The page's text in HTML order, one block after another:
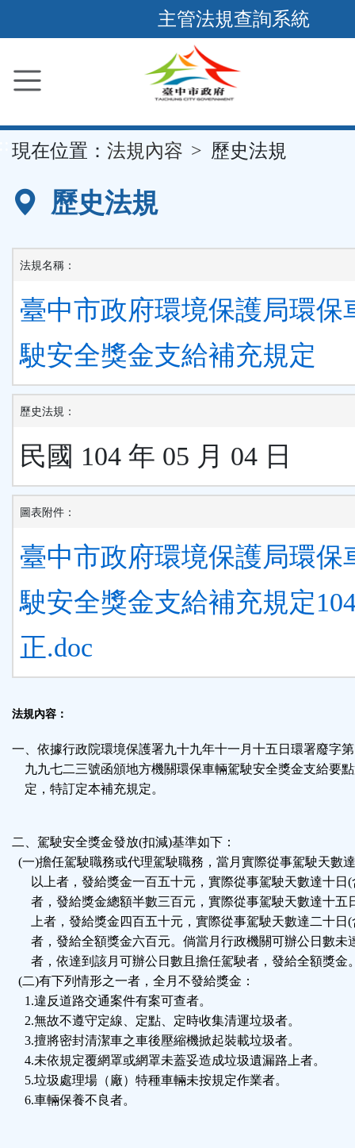
到
要
容
區
主管法規查詢系統
現在位置： 法規內容 歷史法規
歷史法規
法規名稱：
臺中市政府環境保護局環保
駛安全獎金支給補充規定
歷史法規：
民國 104 年 05 月 04 日
圖表附件：
臺中市政府環境保護局環保
駛安全獎金支給補充規定
正.doc
法規內容：
一、依據行政院環境保護署九十九年十一月十五日環署廢字
九九七二三號函頒地方機關環保車輛駕駛安全獎金支給要
定，特訂定本補充規定。
二、駕駛安全獎金發放(扣減)基準如下：
(一)擔任駕駛職務或代理駕駛職務，當月實際從事駕駛天數
以上者，發給獎金一百五十元，實際從事駕駛天數達十日(
者，發給獎金總額半數三百元，實際從事駕駛天數達十五
上者，發給獎金四百五十元，實際從事駕駛天數達二十日(
者，發給全額獎金六百元。倘當月行政機關可辦公日數未
者，依達到該月可辦公日數且擔任駕駛者，發給全額獎金
(二)有下列情形之一者，全月不發給獎金：
1.違反道路交通案件有案可查者。
2.無故不遵守定線、定點、定時收集清運垃圾者。
3.擅將密封清潔車之車後壓縮機掀起裝載垃圾者。
4.未依規定覆網罩或網罩未蓋妥造成垃圾遺漏路上者。
5.垃圾處理場（廠）特種車輛未按規定作業者。
6.車輛保養不良者。